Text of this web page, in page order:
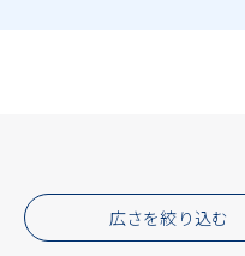
広さを絞り込む